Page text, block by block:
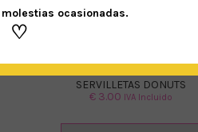
SERVILLETAS DONUTS
€ 3.00 IVA Incluido
ocasionadas.
♡